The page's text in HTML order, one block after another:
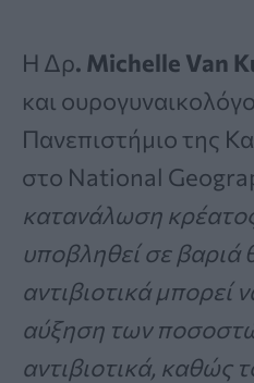
Η Δρ. Michelle Van
και
Πανεπιστήμιο της
στο National
κατανάλωση
υποβληθεί σε βαριά
αντιβιοτικά μπορεί
αύξηση των
αντιβιοτικά, καθώς